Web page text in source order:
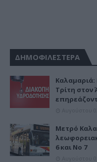
ΔΗΜΟΦΙΛΕΣΤΕΡΑ
Τρίτη στον
Μετρό
6 και Νο 7